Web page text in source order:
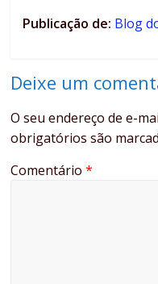
Publicação de: Blog
Deixe um
O seu endereço de e-
obrigatórios são
Comentário*